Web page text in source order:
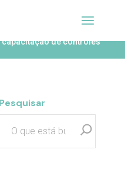
capacitação de controles
Pesquisar